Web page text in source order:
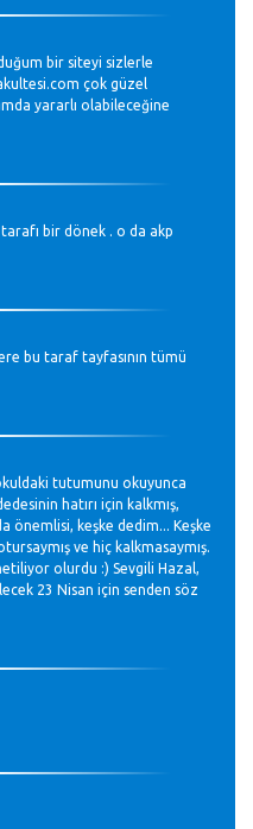
bir siteyi sizlerle
çok güzel
yararlı olabileceğine
bir dönek . o da akp
bu taraf tayfasının tümü
tutumunu okuyunca
hatırı için kalkmış,
önemlisi, keşke dedim... Keşke
ve hiç kalkmasaymış.
olurdu :) Sevgili Hazal,
23 Nisan için senden söz